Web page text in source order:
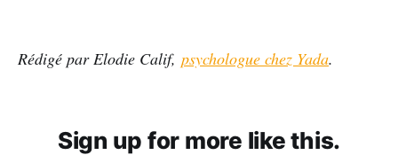
Rédigé par Elodie Calif, psychologue chez Yada.
Sign up for more like this.